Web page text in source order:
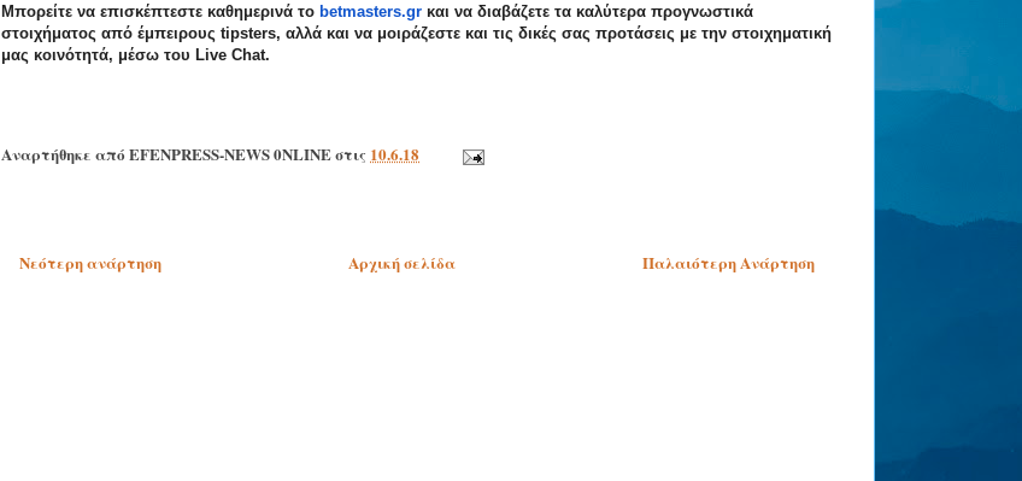
Μπορείτε να επισκέπτεστε καθημερινά το betmasters.gr και να διαβάζετε τα καλύτερα προγνωστικά
στοιχήματος από έμπειρους tipsters, αλλά και να μοιράζεστε και τις δικές σας προτάσεις με την στοιχηματική
μας κοινότητά, μέσω του Live Chat.
Αναρτήθηκε από EFENPRESS-NEWS 0NLINEστις 10.6.18
Νεότερη ανάρτηση Παλαιότερη Ανάρτηση
Αρχική σελίδα